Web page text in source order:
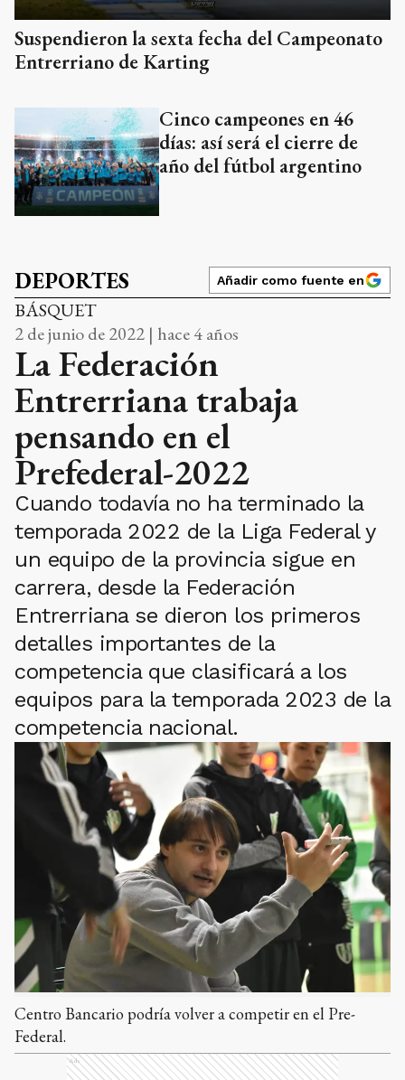
Suspendieron la sexta fecha del Campeonato
Entrerriano de Karting
Cinco campeones en 46
días: así será el cierre de
año del fútbol argentino
DEPORTES Añadir como fuente en
BÁSQUET
2 de junio de 2022 | hace 4 años
La Federación
Entrerriana trabaja
pensando en el
Prefederal-2022
Cuando todavía no ha terminado la
temporada 2022 de la Liga Federal y
un equipo de la provincia sigue en
carrera, desde la Federación
Entrerriana se dieron los primeros
detalles importantes de la
competencia que clasificará a los
equipos para la temporada 2023 de la
competencia nacional.
Centro Bancario podría volver a competir en el Pre-
Federal.
Ads